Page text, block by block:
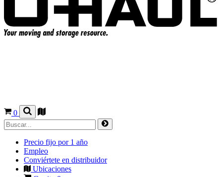
0
Precio fijo por 1 año
Empleo
Conviértete en distribuidor
Ubicaciones